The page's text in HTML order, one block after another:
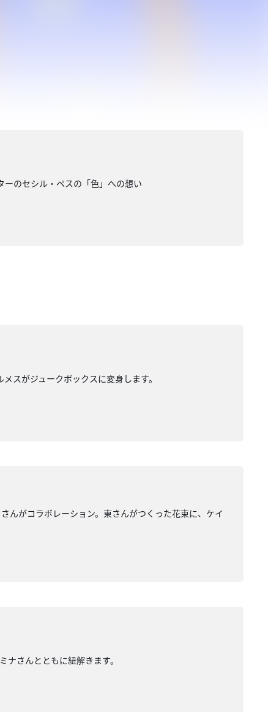
ーのセシル・ペスの「色」への想い
スがジュークボックスに変身します。
んがコラボレーション。東さんがつくった花束に、ケイ
さんとともに紐解きます。